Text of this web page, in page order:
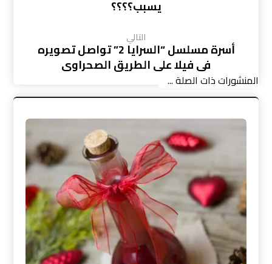
يسبب؟؟؟؟
التالي
أسرة مسلسل “السرايا 2” تواصل تصويره
فى فيلا على الطريق الصحراوى
المنشورات ذات الصلة ...